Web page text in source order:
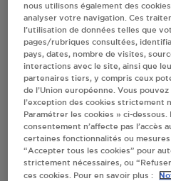
1
à LA
SARL POLLET VILLARD
CLUSAZ
110 ROUTE DE ZA DE GOTTY
74220LA CLUSAZ
nous utilisons également des
analyser votre navigation. Ces
l’utilisation de données telles que
pages/rubriques consultées,
pays, dates, nombre de visites,
interactions avec le site, ainsi que
partenaires tiers, y compris ceux
de l’Union européenne. Vous
l’exception des cookies strictement
Paramétrer les cookies » ci-
consentement n’affecte pas l’accès
certaines fonctionnalités ou mesures
“Accepter tous les cookies” pour
strictement nécessaires, ou
ces cookies. Pour en savoir plus :